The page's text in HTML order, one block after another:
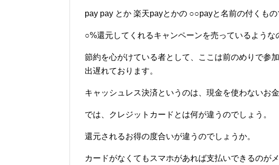
pay pay とか 楽天payとかの ○○payと名前の付くもの
○%還元してくれるキャンペーンを売っているような
節約を心がけている者として、ここは前のめりで参
出遅れております。
キャッシュレス決済というのは、現金を使わないお
では、クレジットカードとは何が違うのでしょう。
還元されるお得の度合いが違うのでしょうか。
カードがなくてもスマホがあれば支払いできるのが